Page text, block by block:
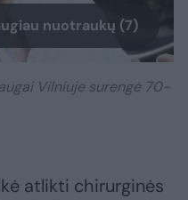
nuotraukų (7)
Vilniuje surengė 70-
atlikti chirurginės